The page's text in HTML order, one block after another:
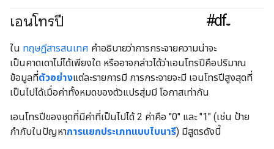
เอนโทรปี #df
ใน ทฤษฎีสารสนเทศ คำอธิบายว่าการกระจายความน่าจะ
เป็นคาดเดาไม่ได้เพียงใด หรืออาจกล่าวได้ว่าเอนโทรปีคือปริมาณ
ข้อมูลที่ตัวอย่างแต่ละรายการมี การกระจายจะมี เอนโทรปีสูงสุดที่
เป็นไปได้เมื่อค่าทั้งหมดของตัวแปรสุ่มมี โอกาสเท่ากัน
เอนโทรปีของชุดที่มีค่าที่เป็นไปได้ 2 ค่าคือ "0" และ "1" (เช่น ป้าย
กำกับในปัญหาการแยกประเภทแบบไบนารี) มีสูตรดังนี้